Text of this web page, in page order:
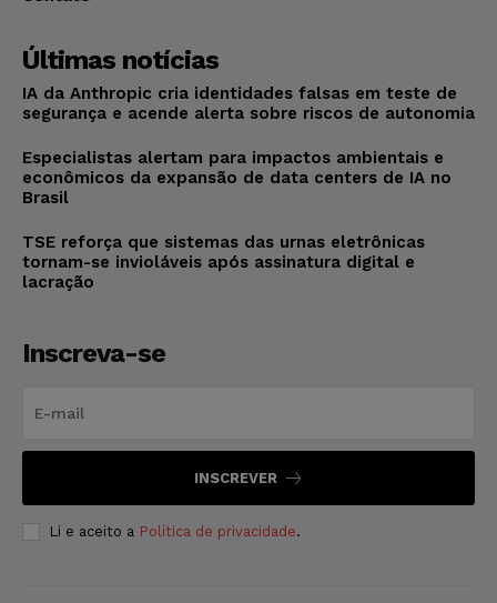
Últimas notícias
IA da Anthropic cria identidades falsas em teste de
segurança e acende alerta sobre riscos de autonomia
Especialistas alertam para impactos ambientais e
econômicos da expansão de data centers de IA no
Brasil
TSE reforça que sistemas das urnas eletrônicas
tornam-se invioláveis após assinatura digital e
lacração
Inscreva-se
INSCREVER
Li e aceito a Política de privacidade.